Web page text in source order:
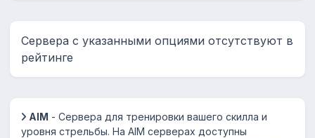
Сервера с указанными опциями отсутствуют в
рейтинге
AIM - Сервера для тренировки вашего скилла и
уровня стрельбы. На AIM серверах доступны